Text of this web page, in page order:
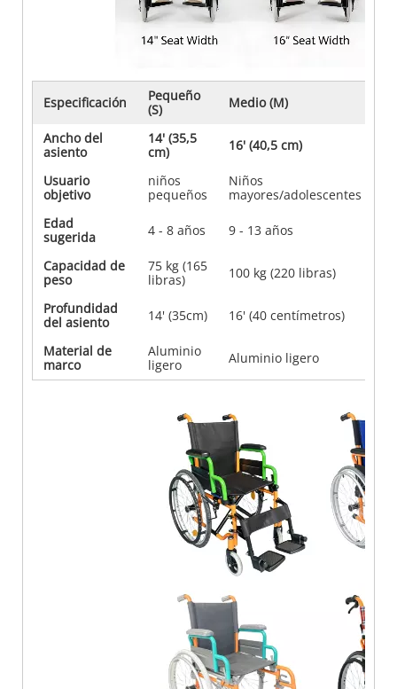
Especificación
Pequeño
(S)
Medio (M)
Ancho del
asiento
14' (35,5
cm)
16' (40,5 cm)
Usuario
objetivo
niños
pequeños
Niños
mayores/adolescentes
Edad
sugerida
4 - 8 años 9 - 13 años
Capacidad de
peso
75 kg (165
libras)
100 kg (220 libras)
Profundidad
del asiento
14' (35cm) 16' (40 centímetros)
Material de
marco
Aluminio
ligero
Aluminio ligero